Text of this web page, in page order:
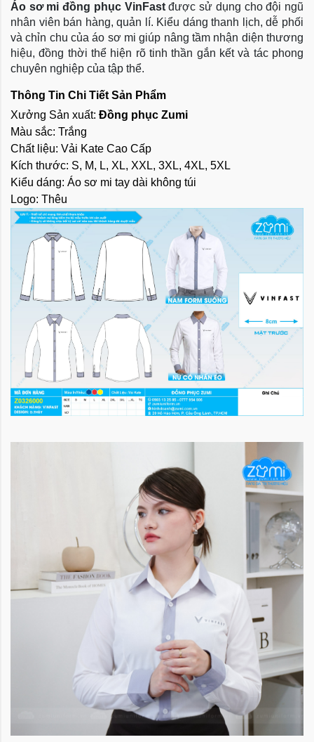
Áo sơ mi đồng phục VinFastđược sử dụng cho đội ngũ
nhân viên bán hàng, quản lí. Kiểu dáng thanh lịch, dễ phối
và chỉn chu của áo sơ mi giúp nâng tầm nhận diện thương
hiệu, đồng thời thể hiện rõ tinh thần gắn kết và tác phong
chuyên nghiệp của tập thể.
Thông Tin Chi Tiết Sản Phẩm
Xưởng Sản xuất: Đồng phục Zumi
Màu sắc: Trắng
Chất liệu: Vải Kate Cao Cấp
Kích thước: S, M, L, XL, XXL, 3XL, 4XL, 5XL
Kiểu dáng: Áo sơ mi tay dài không túi
Logo: Thêu